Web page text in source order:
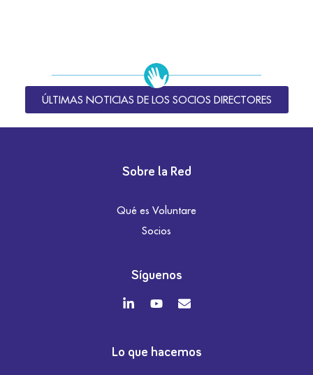
ÚLTIMAS NOTICIAS DE LOS SOCIOS DIRECTORES
Sobre la Red
Qué es Voluntare
Socios
Síguenos
Lo que hacemos